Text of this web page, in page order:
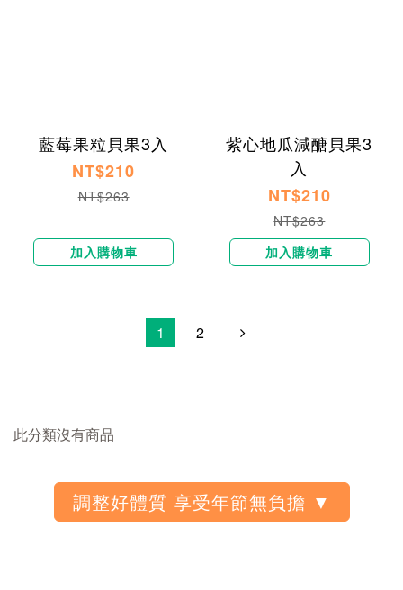
藍莓果粒貝果3入
NT$210
NT$263
加入購物車
紫心地瓜減醣貝果3
入
NT$210
NT$263
加入購物車
1 2
此分類沒有商品